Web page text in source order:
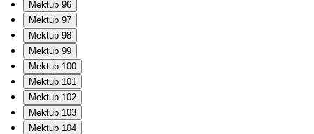
Mektub 96
Mektub 97
Mektub 98
Mektub 99
Mektub 100
Mektub 101
Mektub 102
Mektub 103
Mektub 104